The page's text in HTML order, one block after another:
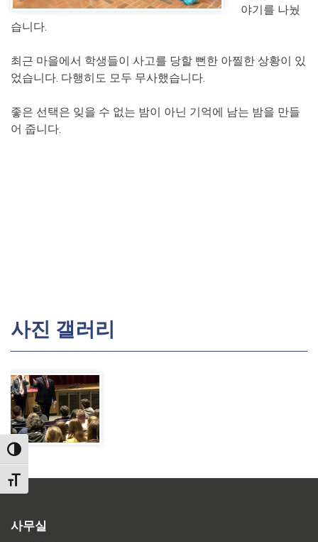
TOGGLE HIGH CONTRAST
TOGGLE FONT SIZE
야기를 나눴
습니다.
최근 마을에서 학생들이 사고를 당할 뻔한 아찔한 상황이 있
었습니다. 다행히도 모두 무사했습니다.
좋은 선택은 잊을 수 없는 밤이 아닌 기억에 남는 밤을 만들
어 줍니다.
사진 갤러리
사무실